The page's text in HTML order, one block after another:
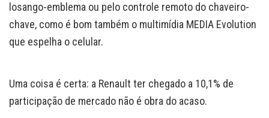
losango-emblema ou pelo controle remoto do chaveiro-
chave, como é bom também o multimídia MEDIA Evolution
que espelha o celular.
Uma coisa é certa: a Renault ter chegado a 10,1% de
participação de mercado não é obra do acaso.